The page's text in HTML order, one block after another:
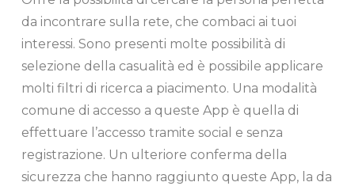
da incontrare sulla rete, che combaci ai tuoi
interessi. Sono presenti molte possibilità di
selezione della casualità ed è possibile applicare
molti filtri di ricerca a piacimento. Una modalità
comune di accesso a queste App è quella di
effettuare l’accesso tramite social e senza
registrazione. Un ulteriore conferma della
sicurezza che hanno raggiunto queste App, la da